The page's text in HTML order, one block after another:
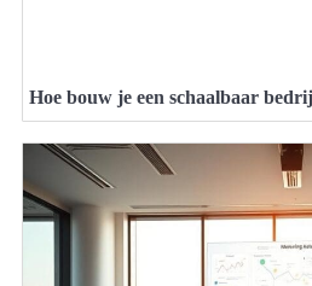
Hoe bouw je een schaalbaar